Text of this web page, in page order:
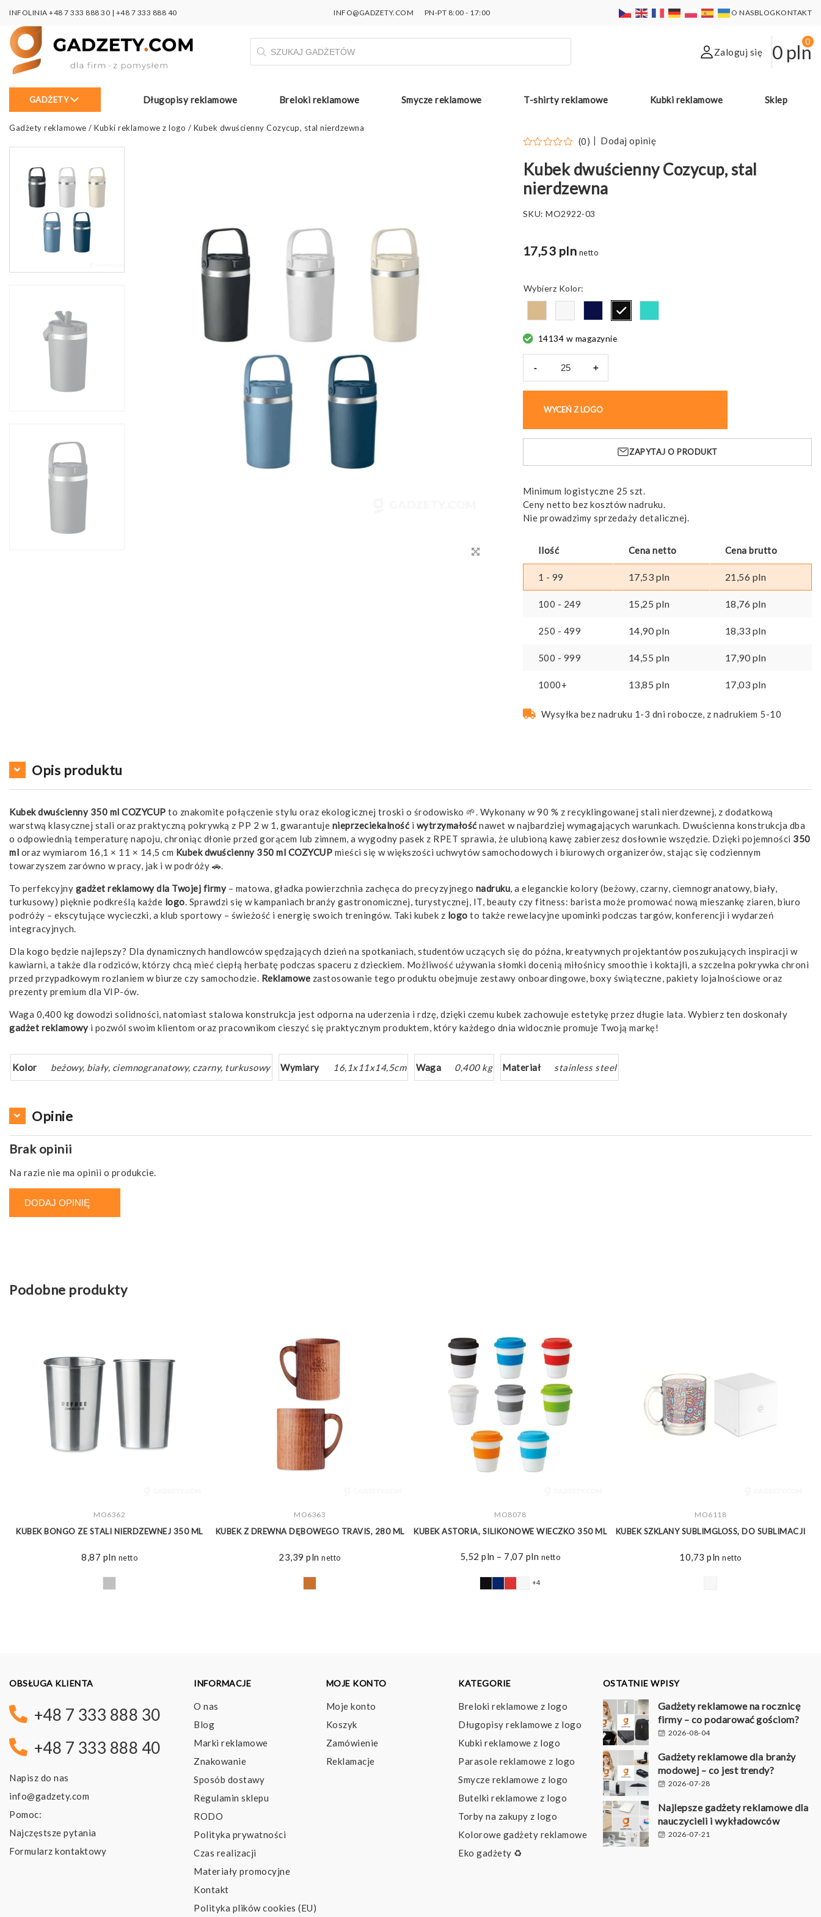
INFOLINIA +48 7 333 888 30 | +48 7 333 888 40 INFO@GADZETY.COM PN-PT 8:00 - 17:00 O NASBLOGKONTAKT
Wyszukiwarka
produktów
Zaloguj się 0 pln
0
GADŻETY Długopisy reklamowe Breloki reklamowe Smycze reklamowe T-shirty reklamowe Kubki reklamowe Sklep
Gadżety reklamowe / Kubki reklamowe z logo / Kubek dwuścienny Cozycup, stal nierdzewna
(0) Dodaj opinię
Kubek dwuścienny Cozycup, stal
nierdzewna
SKU:MO2922-03
17,53 pln netto
Kolor
14134 w magazynie
-
Cozycup,
stal
nierdzewna
+
WYCEŃ Z LOGO
ZAPYTAJ O PRODUKT
Minimum logistyczne 25 szt.
Ceny netto bez kosztów nadruku.
Nie prowadzimy sprzedaży detalicznej.
Ilość Cena netto Cena brutto
1 - 99 17,53 pln 21,56 pln
100 - 249 15,25 pln 18,76 pln
250 - 499 14,90pln 18,33 pln
500 - 999 14,55 pln 17,90pln
1000+ 13,85 pln 17,03 pln
Wysyłka bez nadruku 1-3 dni robocze, z nadrukiem 5-10
Opis produktu
Kubek dwuścienny 350 ml COZYCUP to znakomite połączenie stylu oraz ekologicznej troski o środowisko 🌱. Wykonany w 90 % z recyklingowanej stali nierdzewnej, z dodatkową
warstwą klasycznej stali oraz praktyczną pokrywką z PP 2 w 1, gwarantuje nieprzeciekalność i wytrzymałość nawet w najbardziej wymagających warunkach. Dwuścienna konstrukcja dba
o odpowiednią temperaturę napoju, chroniąc dłonie przed gorącem lub zimnem, a wygodny pasek z RPET sprawia, że ulubioną kawę zabierzesz dosłownie wszędzie. Dzięki pojemności 350
ml oraz wymiarom 16,1 × 11 × 14,5 cm Kubek dwuścienny 350 ml COZYCUP mieści się w większości uchwytów samochodowych i biurowych organizerów, stając się codziennym
towarzyszem zarówno w pracy, jak i w podróży 🚗.
To perfekcyjny gadżet reklamowydla Twojej firmy– matowa, gładka powierzchnia zachęca do precyzyjnego nadruku , a eleganckie kolory (beżowy, czarny, ciemnogranatowy, biały,
turkusowy) pięknie podkreślą każde logo . Sprawdzi się w kampaniach branży gastronomicznej, turystycznej, IT, beauty czy fitness: barista może promować nową mieszankę ziaren, biuro
podróży – ekscytujące wycieczki, a klub sportowy – świeżość i energię swoich treningów. Taki kubek z logo to także rewelacyjne upominki podczas targów, konferencji i wydarzeń
integracyjnych.
Dla kogo będzie najlepszy? Dla dynamicznych handlowców spędzających dzień na spotkaniach, studentów uczących się do późna, kreatywnych projektantów poszukujących inspiracji w
kawiarni, a także dla rodziców, którzy chcą mieć ciepłą herbatę podczas spaceru z dzieckiem. Możliwość używania słomki docenią miłośnicy smoothie i koktajli, a szczelna pokrywka chroni
przed przypadkowym rozlaniem w biurze czy samochodzie. Reklamowe zastosowanie tego produktu obejmuje zestawy onboardingowe, boxy świąteczne, pakiety lojalnościowe oraz
prezenty premium dla VIP-ów.
Waga 0,400 kg dowodzi solidności, natomiast stalowa konstrukcja jest odporna na uderzenia i rdzę, dzięki czemu kubek zachowuje estetykę przez długie lata. Wybierz ten doskonały
gadżet reklamowyi pozwól swoim klientom oraz pracownikom cieszyć się praktycznym produktem, który każdego dnia widocznie promuje Twoją markę!
Kolor beżowy, biały, ciemnogranatowy, czarny, turkusowy Wymiary 16,1x11x14,5cm Waga 0,400 kg Materiał stainless steel
Opinie
Brak opinii
Na razie nie ma opinii o produkcie.
DODAJ OPINIĘ
Podobne produkty
ZOBACZ WIĘCEJ
MO6362
KUBEK BONGO ZE STALI NIERDZEWNEJ 350 ML
8,87 pln netto
ZOBACZ WIĘCEJ
MO6363
KUBEK Z DREWNA DĘBOWEGO TRAVIS, 280 ML
23,39pln netto
ZOBACZ WIĘCEJ
MO8078
KUBEK ASTORIA, SILIKONOWE WIECZKO 350 ML
5,52pln – 7,07 pln Zakres
od
5,52 pln
netto
+4
ZOBACZ WIĘCEJ
MO6118
KUBEK SZKLANY SUBLIMGLOSS, DO SUBLIMACJI
10,73pln netto
OBSŁUGA KLIENTA
+48 7 333 888 30
+48 7 333 888 40
Napisz do nas
info@gadzety.com
Pomoc:
Najczęstsze pytania
Formularz kontaktowy
INFORMACJE
O nas
Blog
Marki reklamowe
Znakowanie
Sposób dostawy
Regulamin sklepu
RODO
Polityka prywatności
Czas realizacji
Materiały promocyjne
Kontakt
Polityka plików cookies (EU)
MOJE KONTO
Moje konto
Koszyk
Zamówienie
Reklamacje
KATEGORIE
Breloki reklamowe z logo
Długopisy reklamowe z logo
Kubki reklamowe z logo
Parasole reklamowe z logo
Smycze reklamowe z logo
Butelki reklamowe z logo
Torby na zakupy z logo
Kolorowe gadżety reklamowe
Eko gadżety ♻️
OSTATNIE WPISY
Gadżety reklamowe na rocznicę
firmy – co podarować gościom?
2026-08-04
Gadżety reklamowe dla branży
modowej – co jest trendy?
2026-07-28
Najlepsze gadżety reklamowe dla
nauczycieli i wykładowców
2026-07-21